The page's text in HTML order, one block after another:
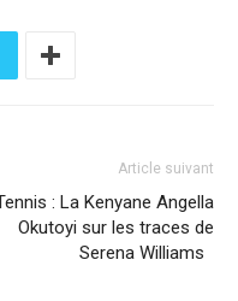
Article suivant
: La Kenyane Angella
Okutoyi sur les traces de
Serena Williams